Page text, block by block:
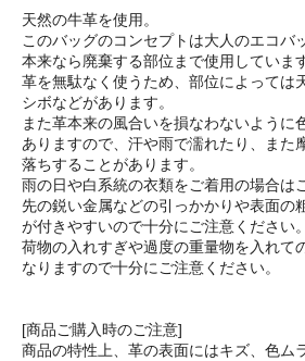
天然の牛革を使用。
このバッグのコンセプトは大人のエコバ
本来なら廃棄する部位まで使用しています
革を無駄なく使うため、部位によっては
シボなどがあります。
また革本来の風合いを損なわないように
ありますので、汗や雨で濡れたり、また
落ちすることがあります。
雨の日や白系統の衣類をご着用の場合は
先の鋭い金属などの引っかかりや表面の
が付きやすいので十分にご注意ください。
荷物の入れすぎや過度の重量物を入れて
なりますので十分にご注意ください。
[商品ご購入時のご注意]
商品の特性上、革の表面にはキズ、色ム